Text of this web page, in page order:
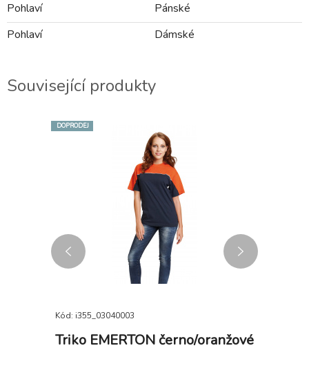
Pohlaví
Pánské
Pohlaví
Dámské
Související produkty
DOPRODEJ
Kód: i355_03040003
Triko EMERTON černo/oranžové